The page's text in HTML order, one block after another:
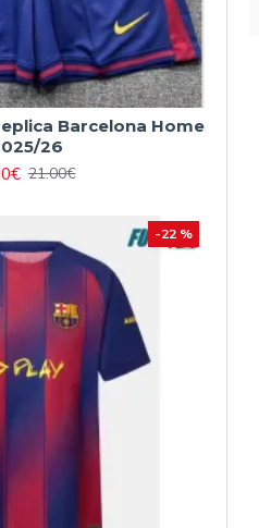
Barcelona Home
26
21.00€
-22 %